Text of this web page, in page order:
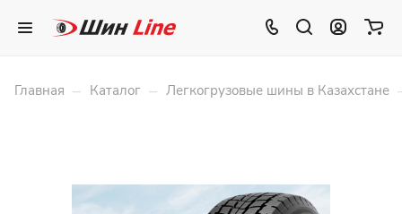
Главная – Каталог – Легкогрузовые шины в Казахстане